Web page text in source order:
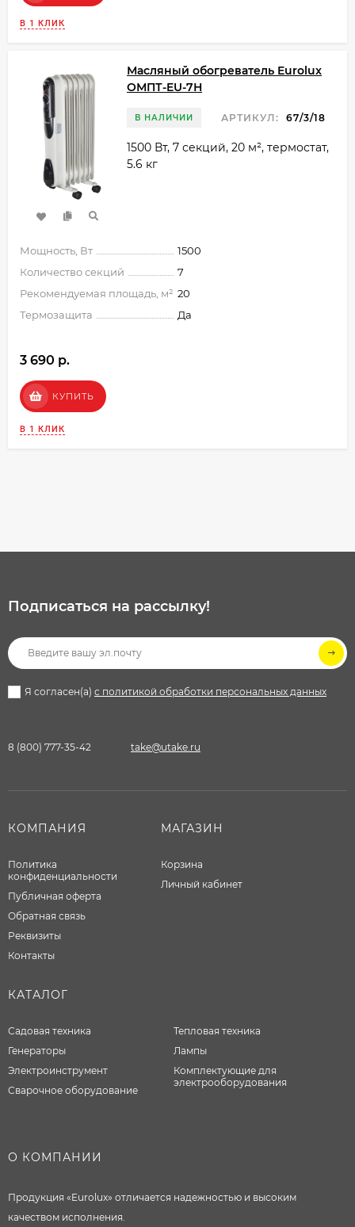
В 1 КЛИК
Масляный обогреватель Eurolux
ОМПТ-EU-7Н
В НАЛИЧИИ АРТИКУЛ: 67/3/18
1500 Вт, 7 секций, 20 м², термостат,
5.6 кг
Мощность, Вт
1500
Количество секций
7
Рекомендуемая площадь, м² 20
Термозащита
Да
3 690 p.
КУПИТЬ
В 1 КЛИК
Подписаться на рассылкy!
Я согласен(a) с политикой обработки персональных данных
8 (800) 777-35-42 take@utake.ru
КОМПАНИЯ
Политика
конфиденциальности
Публичная оферта
Обратная связь
Реквизиты
Контакты
МАГАЗИН
Корзина
Личный кабинет
КАТАЛОГ
Садовая техника
Генераторы
Электроинструмент
Сварочное оборудование
Тепловая техника
Лампы
Комплектующие для
электрооборудования
О КОМПАНИИ
Продукция «Eurolux» отличается надежностью и высоким
качеством исполнения.